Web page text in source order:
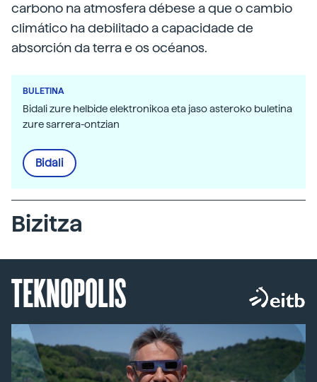
carbono na atmosfera débese a que o cambio
climático ha debilitado a capacidade de
absorción da terra e os océanos.
BULETINA
Bidali zure helbide elektronikoa eta jaso asteroko buletina
zure sarrera-ontzian
Bidali
Bizitza
TEKNOPOLIS